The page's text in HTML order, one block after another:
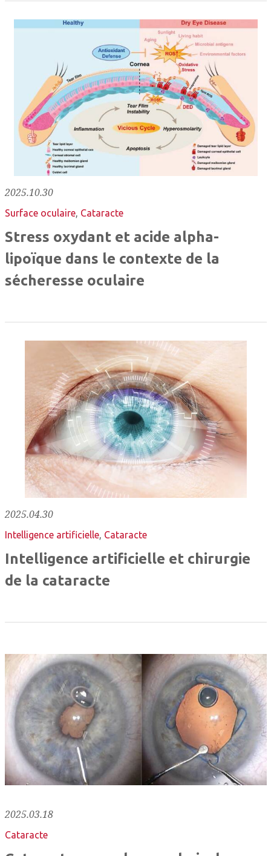
2025.10.30
Surface oculaire, Cataracte
Stress oxydant et acide alpha-
lipoïque dans le contexte de la
sécheresse oculaire
2025.04.30
Intelligence artificielle, Cataracte
Intelligence artificielle et chirurgie
de la cataracte
2025.03.18
Cataracte